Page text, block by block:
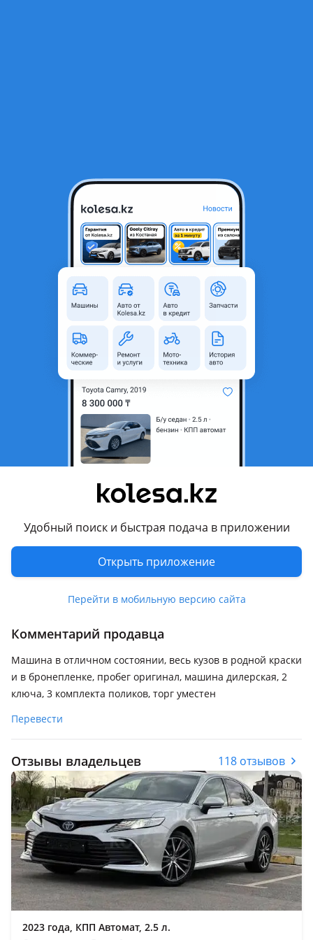
Удобный поиск и быстрая подача в приложении
Открыть приложение
Перейти в мобильную версию сайта
Toyota Camry 2023 года
15 500 000 ₸
Объявление находится в архиве и может быть
Шымкент, Туркестанская
2020 - н.в. XV70 рестайлинг
Седан
Объем двигателя, л
40 500 км
Автомат
Привод
Передний привод
Руль
Слева
Цвет
черный металлик
Растаможен в Казахстане
Комментарий продавца
Машина в отличном состоянии, весь кузов в родной краски
и в бронепленке, пробег оригинал, машина дилерская, 2
ключа, 3 комплекта поликов, торг уместен
Перевести
Отзывы владельцев 118 отзывов
2023 года, КПП Автомат, 2.5 л.